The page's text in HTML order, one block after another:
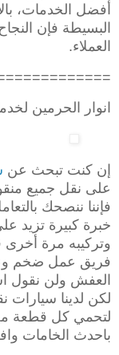
أفضل الخدمات،
البسيطة فإن
العملاء.
انوار الحرمين
إن كنت تبحث عن
على نقل جميع
فإننا ننصحك
وتركيبه مرة أخرى
فريق عمل ضخم
العفش ولن نقول
لكن لدينا
لتحمي كل قطعة من
باحدث الخامات